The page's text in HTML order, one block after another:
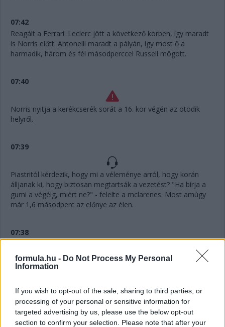
formula.hu - Do Not Process My Personal
Information
If you wish to opt-out of the sale, sharing to third parties, or
processing of your personal or sensitive information for
targeted advertising by us, please use the below opt-out
section to confirm your selection. Please note that after your
07:42
Reagált a Ferrari: Leclerc jött a következő körben, így maradt
is Norris előtt. Antonelli maradt a pályán, így most ő a
harmadik, három és fél másodperccel Russell mögött.
07:40
Norris nyitja a kerékcserék sorát a 16. kör végén az ötödik
helyről.
07:39
Piastritól kérdezik, hogy mi a véleménye arról, hogy korán
álljanak ki, hogy biztosan megtartsák a vezetést? "Ha bírja a
gumi a végéig, miért ne?" - felelte a mclarenes. Most amúgy
már 1,6 másodperc az előnye az élen.
07:38
Russell ellen, most a ferraris is azonnal visszaelőzte az olaszt.
Leclerc egyelőre szépen védekezik Antonelli ellen. És Piastri is
Russell előtt, az ausztrál jelentette is a rádión, hogy szerinte
"ha megőrizzük a pályapozíciót, kitarthatunk".